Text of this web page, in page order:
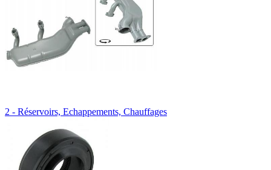
2 - Réservoirs, Echappements, Chauffages